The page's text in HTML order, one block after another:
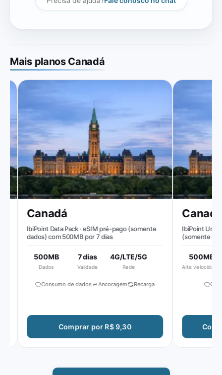
Mais planos Canadá
Canadá
IbiPoint Data Pack · eSIM pré-pago (somente
dados) com 500MB por 7 dias
500MB
Dados
7 dias
Validade
4G/LTE/5G
Rede
Consumo de dados Ancoragem Recarga
Comprar por R$ 9,30
Canadá
IbiPoint
(somente
reduzida para
500MB
Alta velocidade diária